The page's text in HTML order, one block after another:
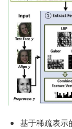
基于稀疏表示